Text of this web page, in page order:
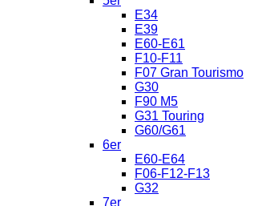
E34
E39
E60-E61
F10-F11
F07 Gran Tourismo
G30
F90 M5
G31 Touring
G60/G61
6er
E60-E64
F06-F12-F13
G32
7er